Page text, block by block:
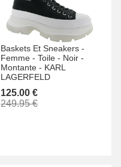
Baskets Et Sneakers -
Femme - Toile - Noir -
Montante - KARL
LAGERFELD
125.00 €
249.95 €